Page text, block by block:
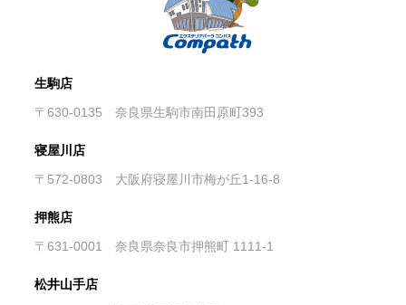
生駒店
〒630-0135 奈良県生駒市南田原町393
寝屋川店
〒572-0803 大阪府寝屋川市梅が丘1-16-8
押熊店
〒631-0001 奈良県奈良市押熊町 1111-1
松井山手店